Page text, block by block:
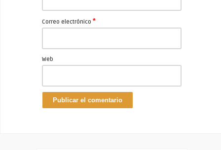
Correo electrónico *
Web